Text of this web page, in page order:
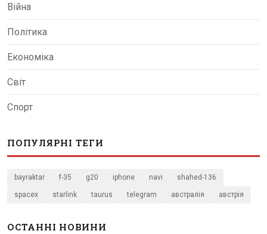
Війна
Політика
Економіка
Світ
Спорт
ПОПУЛЯРНІ ТЕГИ
bayraktar f-35 g20 iphone navi shahed-136
spacex starlink taurus telegram австралія австрія
ОСТАННІ НОВИНИ